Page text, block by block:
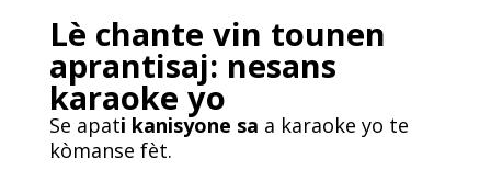
Lè chante vin tounen
aprantisaj: nesans
karaoke yo
Se apati kanisyone sa a karaoke yo te
kòmanse fèt.